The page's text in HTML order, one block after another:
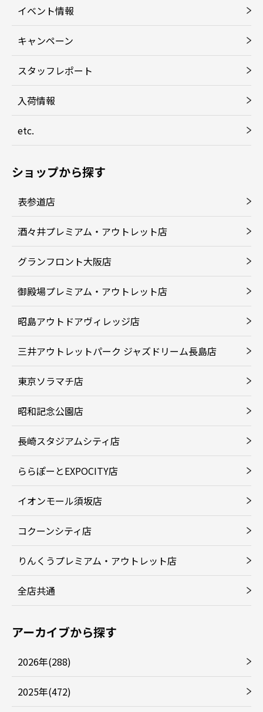
イベント情報
キャンペーン
スタッフレポート
入荷情報
etc.
ショップから探す
表参道店
酒々井プレミアム・アウトレット店
グランフロント大阪店
御殿場プレミアム・アウトレット店
昭島アウトドアヴィレッジ店
三井アウトレットパーク ジャズドリーム長島店
東京ソラマチ店
昭和記念公園店
長崎スタジアムシティ店
ららぽーとEXPOCITY店
イオンモール須坂店
コクーンシティ店
りんくうプレミアム・アウトレット店
全店共通
アーカイブから探す
2026年(288)
2025年(472)